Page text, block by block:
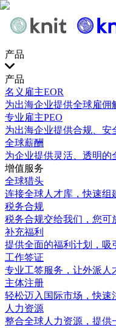
产品
产品
名义雇主EOR
为出海企业提供全球雇佣
专业雇主PEO
为出海企业提供合规、安
全球薪酬
为企业提供灵活、透明的
增值服务
全球猎头
连接全球人才库，快速组
税务合规
税务合规交给我们，您可
补充福利
提供全面的福利计划，吸
工作签证
专业工签服务，让外派人
主体注册
轻松迈入国际市场，快速
人力资源
整合全球人力资源，提供